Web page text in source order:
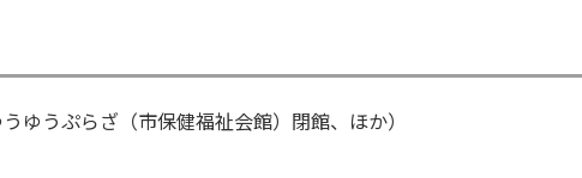
ゆうぷらざ（市保健福祉会館）閉館、ほか）